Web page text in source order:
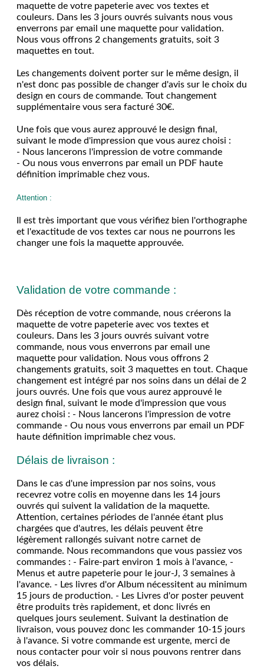
maquette de votre papeterie avec vos textes et
couleurs. Dans les 3 jours ouvrés suivants nous vous
enverrons par email une maquette pour validation.
Nous vous offrons 2 changements gratuits, soit 3
maquettes en tout.
Les changements doivent porter sur le même design, il
n'est donc pas possible de changer d'avis sur le choix du
design en cours de commande. Tout changement
supplémentaire vous sera facturé 30€.
Une fois que vous aurez approuvé le design final,
suivant le mode d'impression que vous aurez choisi :
- Nous lancerons l'impression de votre commande
- Ou nous vous enverrons par email un PDF haute
définition imprimable chez vous.
Attention :
Il est très important que vous vérifiez bien l'orthographe
et l'exactitude de vos textes car nous ne pourrons les
changer une fois la maquette approuvée.
Validation de votre commande :
Dès réception de votre commande, nous créerons la
maquette de votre papeterie avec vos textes et
couleurs. Dans les 3 jours ouvrés suivant votre
commande, nous vous enverrons par email une
maquette pour validation. Nous vous offrons 2
changements gratuits, soit 3 maquettes en tout. Chaque
changement est intégré par nos soins dans un délai de 2
jours ouvrés. Une fois que vous aurez approuvé le
design final, suivant le mode d'impression que vous
aurez choisi : - Nous lancerons l'impression de votre
commande - Ou nous vous enverrons par email un PDF
haute définition imprimable chez vous.
Délais de livraison :
Dans le cas d'une impression par nos soins, vous
recevrez votre colis en moyenne dans les 14 jours
ouvrés qui suivent la validation de la maquette.
Attention, certaines périodes de l'année étant plus
chargées que d'autres, les délais peuvent être
légèrement rallongés suivant notre carnet de
commande. Nous recommandons que vous passiez vos
commandes : - Faire-part environ 1 mois à l'avance, -
Menus et autre papeterie pour le jour-J, 3 semaines à
l'avance. - Les livres d'or Album nécessitent au minimum
15 jours de production. - Les Livres d'or poster peuvent
être produits très rapidement, et donc livrés en
quelques jours seulement. Suivant la destination de
livraison, vous pouvez donc les commander 10-15 jours
à l'avance. Si votre commande est urgente, merci de
nous contacter pour voir si nous pouvons rentrer dans
vos délais.